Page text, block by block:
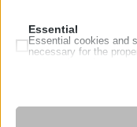
2025 ή εντός του
συζητήθηκε εντός
πράξεις αυτές.
Essential
Essential cookies and
necessary for the
Statistics cookies
insights into how our